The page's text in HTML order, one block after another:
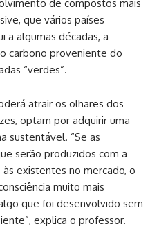
de compostos mais
que vários países
a algumas décadas, a
carbono proveniente do
“verdes”.
atrair os olhares dos
optam por adquirir uma
sustentável. “Se as
serão produzidos com a
existentes no mercado, o
muito mais
que foi desenvolvido sem
explica o professor.